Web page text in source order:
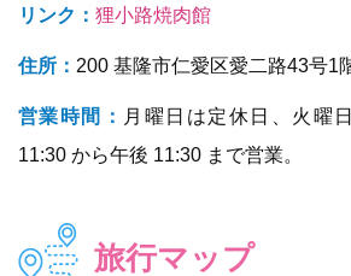
リンク： 狸小路焼肉館
住所： 200 基隆市仁愛区愛二路43号1
営業時間： 月曜日は定休日、火曜
11:30 から午後 11:30 まで営業。
旅行マップ